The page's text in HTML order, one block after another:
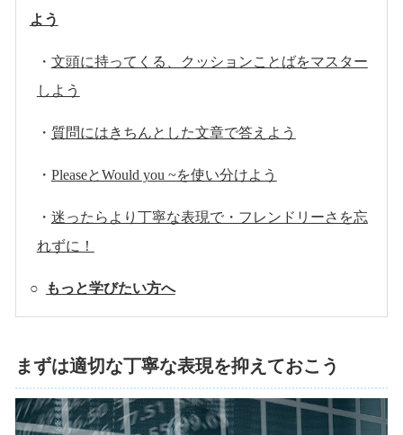
よう
・ 文頭に持ってくる、クッションことばをマスター
しよう
・ 質問にはきちんとした文章で答えよう
・ PleaseとWould you ~を使い分けよう
・ 迷ったらより丁寧な表現で・フレンドリーさを忘
れずに！
○ もっと学びたい方へ
まずは適切な丁寧な表現を抑えておこう